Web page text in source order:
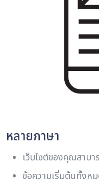
หลายภาษา
เว็บไซต์ของคุณสามา
ข้อความเริ่มต้นทั้งห